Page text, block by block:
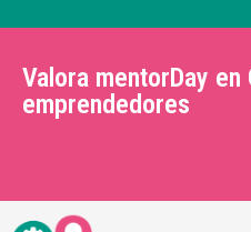
Valora mentorDay
emprendedores